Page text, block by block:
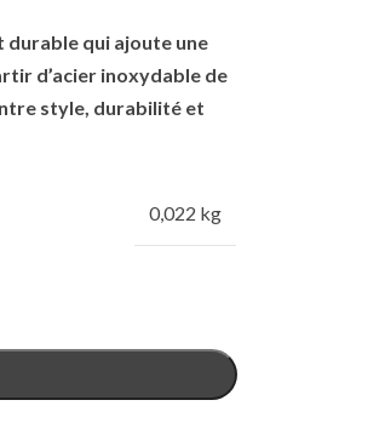
durable qui ajoute une
d’acier inoxydable de
style, durabilité et
0,022 kg